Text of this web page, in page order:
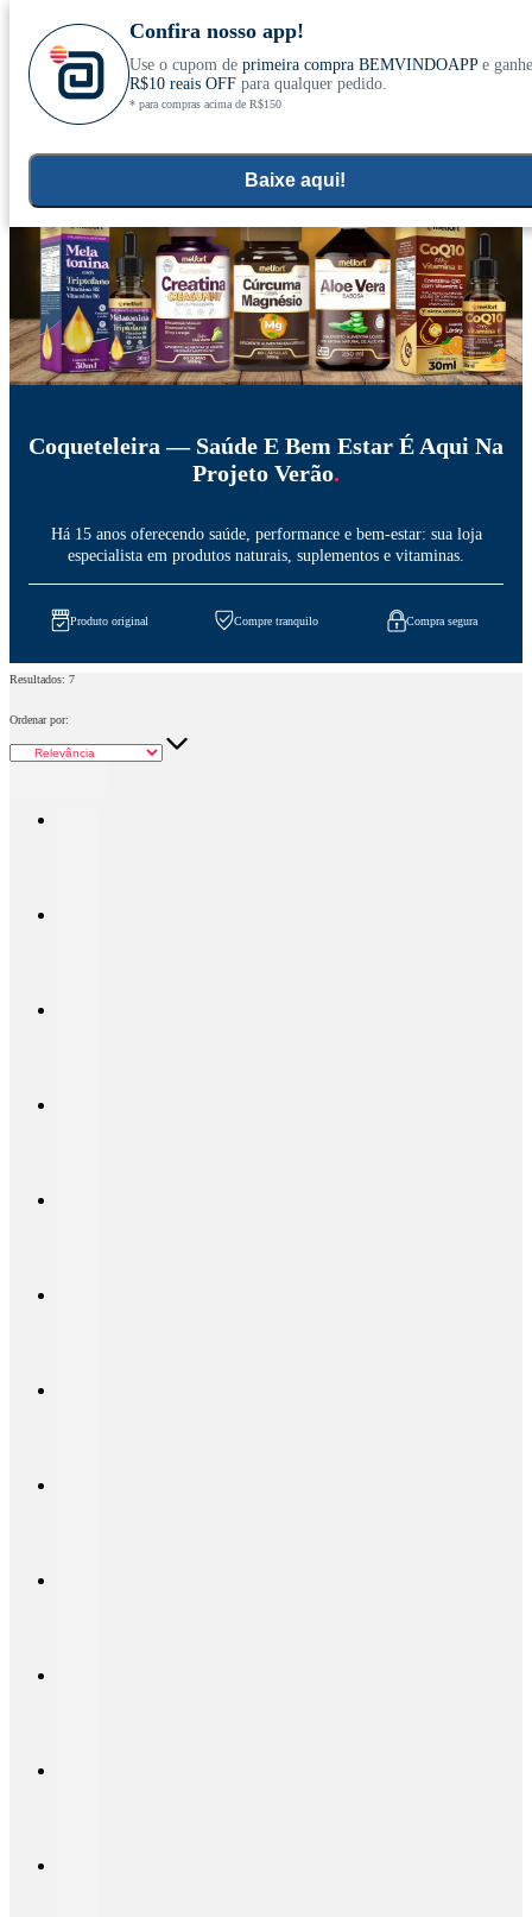
Conheça nosso site novo! E comemore com
ofertas especiais
0
Confira nosso app!
Use o cupom de primeira compra BEMVINDOAPPe ganhe
R$10 reais OFF para qualquer pedido.
* para compras acima de R$150
Baixe aqui!
Home>Suplementação Esportiva e Fitness
Coqueteleira — Saúde E Bem Estar É Aqui Na
Projeto Verão.
Há 15 anos oferecendo saúde, performance e bem-estar: sua loja
especialista em produtos naturais, suplementos e vitaminas.
Produto original Compre tranquilo Compra segura
Resultados: 7
Ordenar por: